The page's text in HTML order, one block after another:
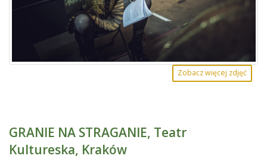
Zobacz więcej zdjęć
GRANIE NA STRAGANIE, Teatr
Kultureska, Kraków